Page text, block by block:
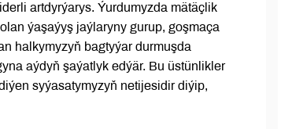
artdyrýarys. Ýurdumyzda mätäçlik
ýaşaýyş jaýlaryny gurup, goşmaça
halkymyzyň bagtyýar durmuşda
aýdyň şaýatlyk edýär. Bu üstünlikler
syýasatymyzyň netijesidir diýip,